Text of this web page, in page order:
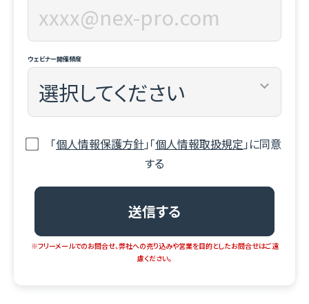
ウェビナー開催頻度
「個人情報保護方針」「個人情報取扱規定」に同意
する
※フリーメールでのお問合せ、弊社への売り込みや営業を目的としたお問合せはご遠
慮ください。